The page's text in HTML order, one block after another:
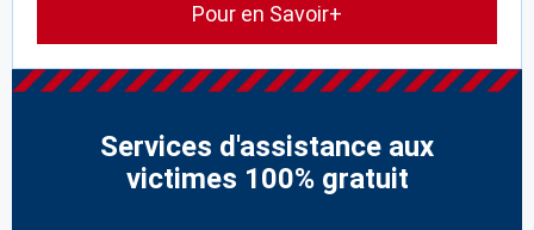
Pour en Savoir+
Services d'assistance aux
victimes 100% gratuit